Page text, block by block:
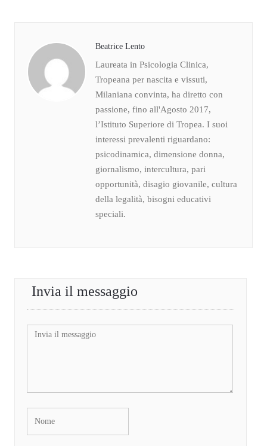
Beatrice Lento
Laureata in Psicologia Clinica,
Tropeana per nascita e vissuti,
Milaniana convinta, ha diretto con
passione, fino all'Agosto 2017,
l’Istituto Superiore di Tropea. I suoi
interessi prevalenti riguardano:
psicodinamica, dimensione donna,
giornalismo, intercultura, pari
opportunità, disagio giovanile, cultura
della legalità, bisogni educativi
speciali.
Invia il messaggio